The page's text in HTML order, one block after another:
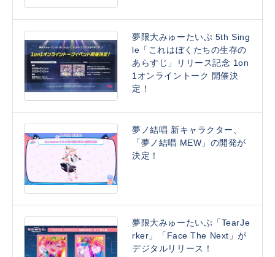
夢限大みゅーたいぷ 5th Sing
le「これはぼくたちの生存の
あらすじ」リリース記念 1on
1オンライントーク 開催決
定！
夢ノ結唱 新キャラクター、
「夢ノ結唱 MEW」の開発が
決定！
夢限大みゅーたいぷ「TearJe
rker」「Face The Next」が
デジタルリリース！